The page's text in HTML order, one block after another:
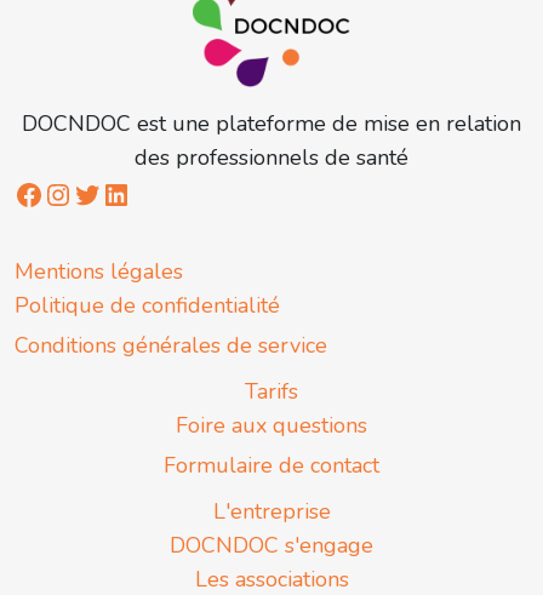
DOCNDOC est une plateforme de mise en relation
des professionnels de santé
Mentions légales
Politique de confidentialité
Conditions générales de service
Tarifs
Foire aux questions
Formulaire de contact
L'entreprise
DOCNDOC s'engage
Les associations